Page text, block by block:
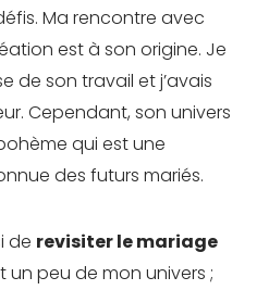
Ma rencontre avec
est à son origine. Je
de son travail et j’avais
Cependant, son univers
qui est une
des futurs mariés.
de revisiter le mariage
un peu de mon univers ;